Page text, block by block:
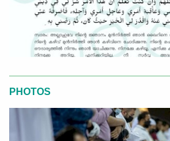
PHOTOS